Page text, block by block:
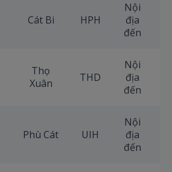
Cát Bi HPH
Nội
địa
đến
Thọ
Xuân
THD
Nội
địa
đến
Phù Cát UIH
Nội
địa
đến